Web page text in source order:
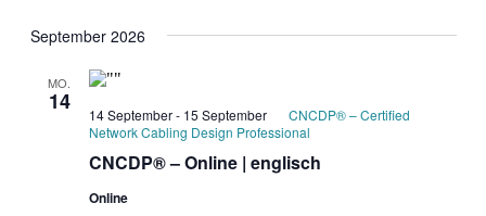
September 2026
MO.
14
CNCDP® – Online | englisch
14 September- 15 September
CNCDP® – Certified
Network Cabling Design Professional
Online